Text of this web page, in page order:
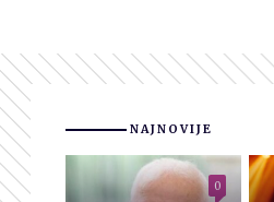
NAJNOVIJE
0